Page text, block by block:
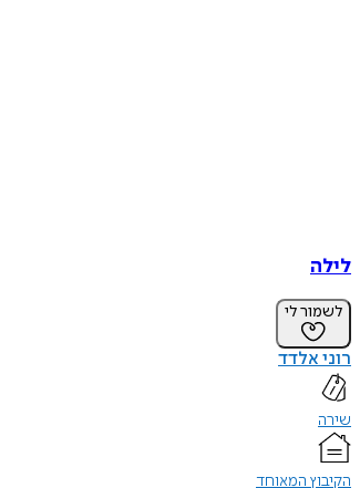
לילה
לשמור לי
רוני אלדד
שירה
הקיבוץ המאוחד